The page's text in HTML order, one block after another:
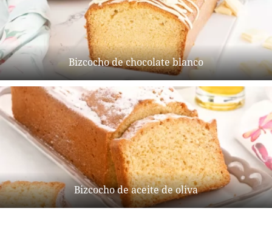
Bizcocho de chocolate blanco
Bizcocho de aceite de oliva